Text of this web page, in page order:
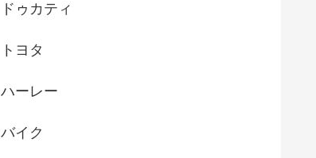
ドゥカティ
トヨタ
ハーレー
バイク